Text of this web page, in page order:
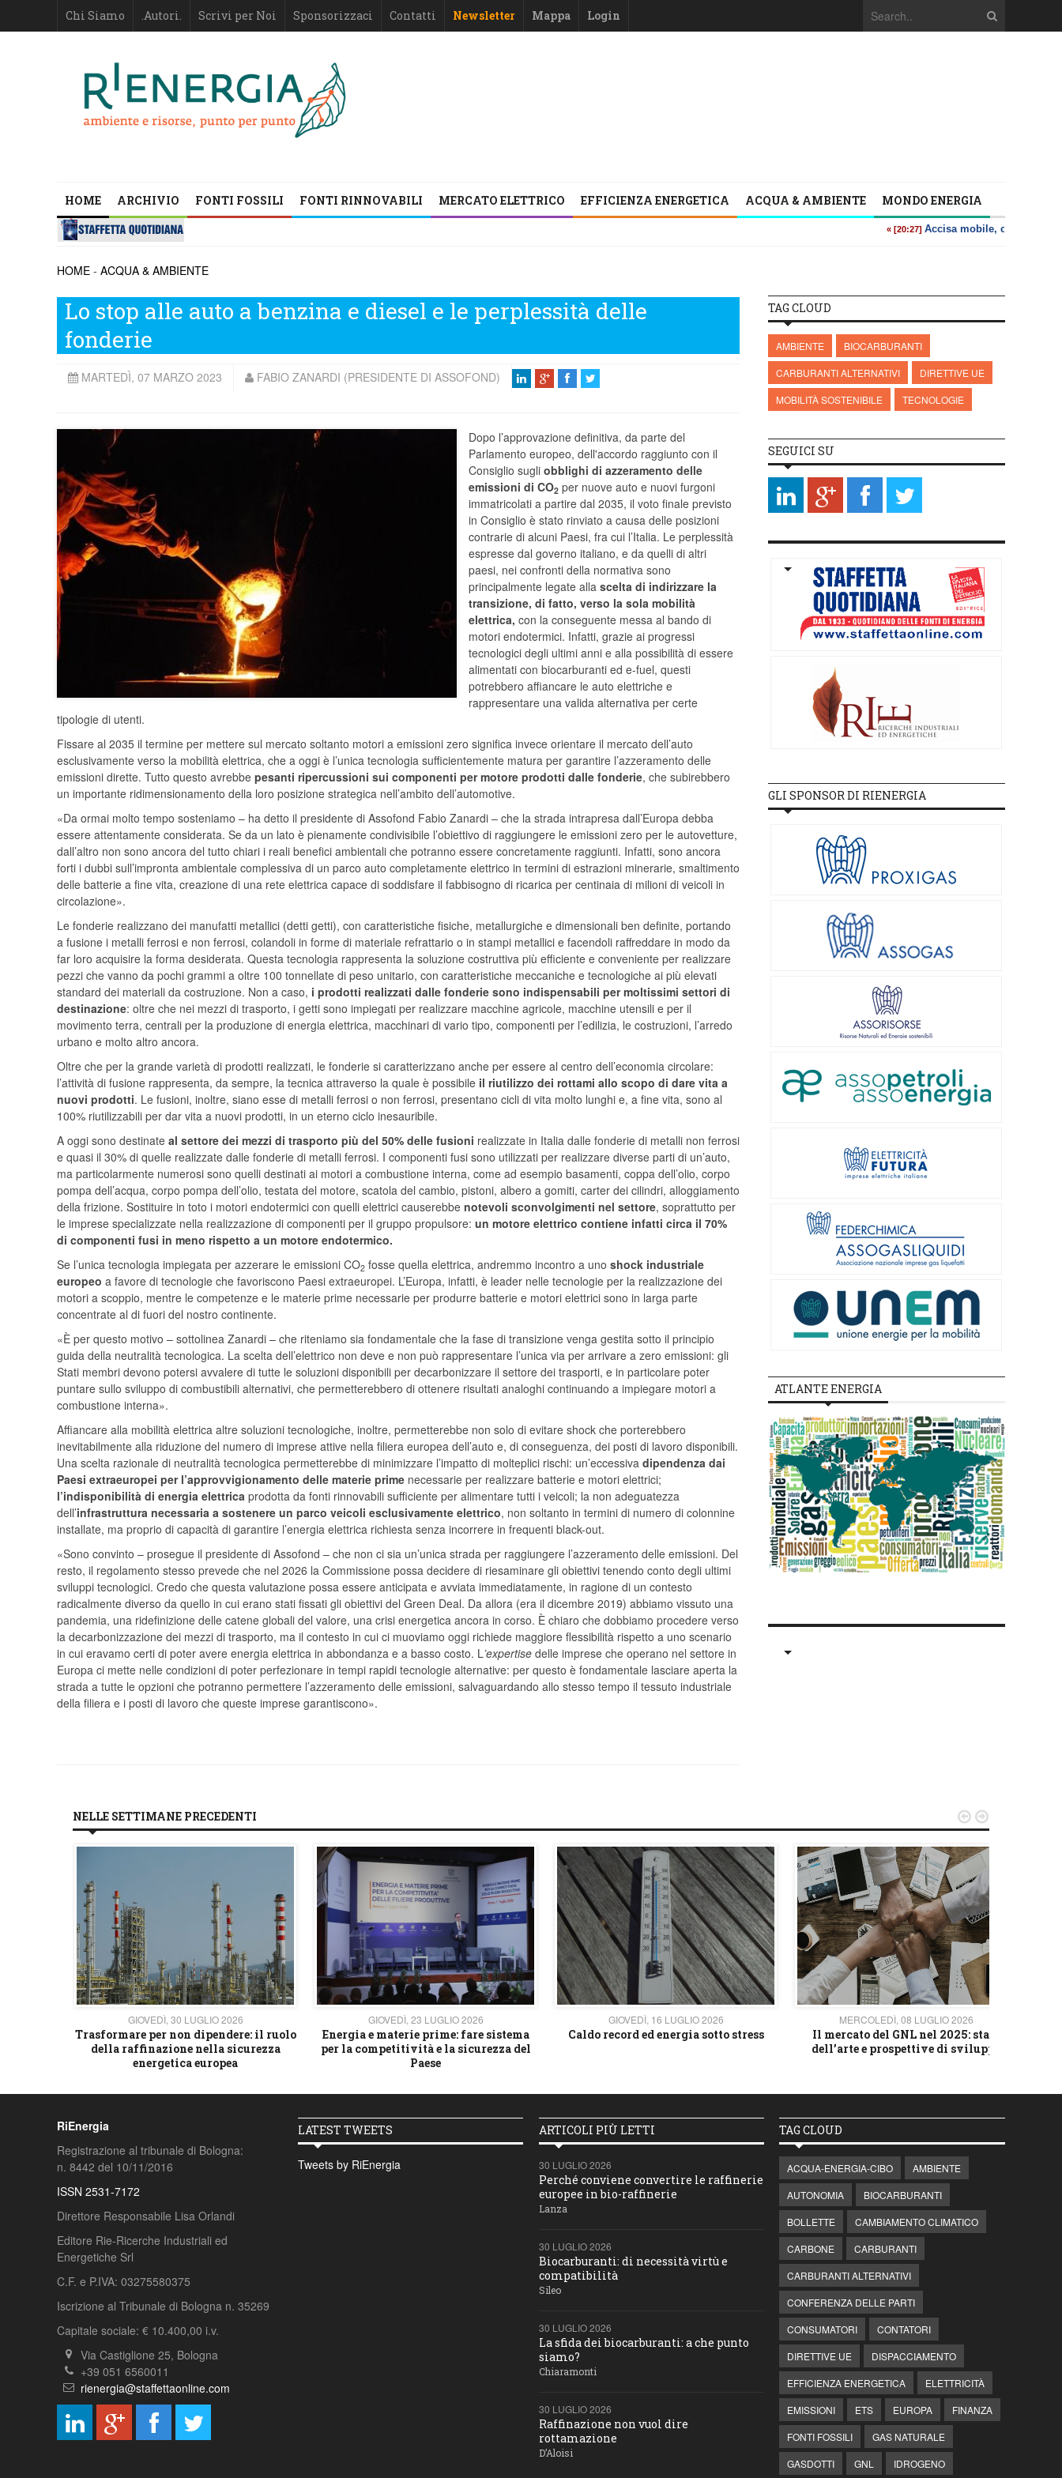
Chi Siamo .Autori. Scrivi per Noi Sponsorizzaci Contatti Newsletter Mappa Login
HOME ARCHIVIO FONTI FOSSILI FONTI RINNOVABILI MERCATO ELETTRICO EFFICIENZA ENERGETICA ACQUA & AMBIENTE MONDO ENERGIA
HOME - ACQUA & AMBIENTE
Lo stop alle auto a benzina e diesel e le perplessità delle
fonderie
MARTEDÌ, 07 MARZO 2023 FABIO ZANARDI (PRESIDENTE DI ASSOFOND)
Dopo l’approvazione definitiva, da parte del
Parlamento europeo, dell'accordo raggiunto con il
Consiglio sugliobblighi di azzeramento delle
emissioni di CO2 per nuove auto e nuovi furgoni
immatricolati a partire dal 2035, il voto finale previsto
in Consiglio è stato rinviato a causa delle posizioni
contrarie di alcuni Paesi, fra cui l’Italia. Le perplessità
espresse dal governo italiano, e da quelli di altri
paesi, nei confronti della normativa sono
principalmente legate allascelta di indirizzare la
transizione, di fatto, verso la sola mobilità
elettrica,con la conseguente messa al bando di
motori endotermici. Infatti, grazie ai progressi
tecnologici degli ultimi anni e alla possibilità di essere
alimentati con biocarburanti ed e-fuel, questi
potrebbero affiancare le auto elettriche e
rappresentare una valida alternativa per certe
tipologie di utenti.
Fissare al 2035 il termine per mettere sul mercato soltanto motori a emissioni zero significa invece orientare il mercato dell’auto
esclusivamente verso la mobilità elettrica, che a oggi è l’unica tecnologia sufficientemente matura per garantire l’azzeramento delle
emissioni dirette. Tutto questo avrebbe pesanti ripercussioni sui componenti per motore prodotti dalle fonderie, che subirebbero
un importante ridimensionamento della loro posizione strategica nell’ambito dell’automotive.
«Da ormai molto tempo sosteniamo – ha detto il presidente di Assofond Fabio Zanardi – che la strada intrapresa dall’Europa debba
essere attentamente considerata. Se da un lato è pienamente condivisibile l’obiettivo di raggiungere le emissioni zero per le autovetture,
dall’altro non sono ancora del tutto chiari i reali benefici ambientali che potranno essere concretamente raggiunti. Infatti, sono ancora
forti i dubbi sull’impronta ambientale complessiva di un parco auto completamente elettrico in termini di estrazioni minerarie, smaltimento
delle batterie a fine vita, creazione di una rete elettrica capace di soddisfare il fabbisogno di ricarica per centinaia di milioni di veicoli in
circolazione».
Le fonderie realizzano dei manufatti metallici (detti getti), con caratteristiche fisiche, metallurgiche e dimensionali ben definite, portando
a fusione i metalli ferrosi e non ferrosi, colandoli in forme di materiale refrattario o in stampi metallici e facendoli raffreddare in modo da
far loro acquisire la forma desiderata. Questa tecnologia rappresenta la soluzione costruttiva più efficiente e conveniente per realizzare
pezzi che vanno da pochi grammi a oltre 100 tonnellate di peso unitario, con caratteristiche meccaniche e tecnologiche ai più elevati
standard dei materiali da costruzione. Non a caso, i prodotti realizzati dalle fonderie sono indispensabili per moltissimi settori di
destinazione: oltre che nei mezzi di trasporto, i getti sono impiegati per realizzare macchine agricole, macchine utensili e per il
movimento terra, centrali per la produzione di energia elettrica, macchinari di vario tipo, componenti per l’edilizia, le costruzioni, l’arredo
urbano e molto altro ancora.
Oltre che per la grande varietà di prodotti realizzati, le fonderie si caratterizzano anche per essere al centro dell’economia circolare:
l’attività di fusione rappresenta, da sempre, la tecnica attraverso la quale è possibile il riutilizzo dei rottami allo scopo di dare vita a
nuovi prodotti. Le fusioni, inoltre, siano esse di metalli ferrosi o non ferrosi, presentano cicli di vita molto lunghi e, a fine vita, sono al
100% riutilizzabili per dar vita a nuovi prodotti, in un eterno ciclo inesauribile.
A oggi sono destinate al settore dei mezzi di trasporto più del 50% delle fusioni realizzate in Italia dalle fonderie di metalli non ferrosi
e quasi il 30% di quelle realizzate dalle fonderie di metalli ferrosi. I componenti fusi sono utilizzati per realizzare diverse parti di un’auto,
ma particolarmente numerosi sono quelli destinati ai motori a combustione interna, come ad esempio basamenti, coppa dell’olio, corpo
pompa dell’acqua, corpo pompa dell’olio, testata del motore, scatola del cambio, pistoni, albero a gomiti, carter dei cilindri, alloggiamento
della frizione. Sostituire in toto i motori endotermici con quelli elettrici causerebbe notevoli sconvolgimenti nel settore, soprattutto per
le imprese specializzate nella realizzazione di componenti per il gruppo propulsore: un motore elettrico contiene infatti circa il 70%
di componenti fusi in meno rispetto a un motore endotermico.
Se l’unica tecnologia impiegata per azzerare le emissioni CO2 fosse quella elettrica, andremmo incontro a uno shock industriale
europeo a favore di tecnologie che favoriscono Paesi extraeuropei. L’Europa, infatti, è leader nelle tecnologie per la realizzazione dei
motori a scoppio, mentre le competenze e le materie prime necessarie per produrre batterie e motori elettrici sono in larga parte
concentrate al di fuori del nostro continente.
«È per questo motivo – sottolinea Zanardi – che riteniamo sia fondamentale che la fase di transizione venga gestita sotto il principio
guida della neutralità tecnologica. La scelta dell’elettrico non deve e non può rappresentare l’unica via per arrivare a zero emissioni: gli
Stati membri devono potersi avvalere di tutte le soluzioni disponibili per decarbonizzare il settore dei trasporti, e in particolare poter
puntare sullo sviluppo di combustibili alternativi, che permetterebbero di ottenere risultati analoghi continuando a impiegare motori a
combustione interna».
Affiancare alla mobilità elettrica altre soluzioni tecnologiche, inoltre, permetterebbe non solo di evitare shock che porterebbero
inevitabilmente alla riduzione del numero di imprese attive nella filiera europea dell’auto e, di conseguenza, dei posti di lavoro disponibili.
Una scelta razionale di neutralità tecnologica permetterebbe di minimizzare l’impatto di molteplici rischi: un’eccessiva dipendenza dai
Paesi extraeuropei per l’approvvigionamento delle materie prime necessarie per realizzare batterie e motori elettrici;
l’indisponibilità di energia elettrica prodotta da fonti rinnovabili sufficiente per alimentare tutti i veicoli; la non adeguatezza
dell’infrastruttura necessaria a sostenere un parco veicoli esclusivamente elettrico, non soltanto in termini di numero di colonnine
installate, ma proprio di capacità di garantire l’energia elettrica richiesta senza incorrere in frequenti black-out.
«Sono convinto – prosegue il presidente di Assofond – che non ci sia un’unica strada per raggiungere l’azzeramento delle emissioni. Del
resto, il regolamento stesso prevede che nel 2026 la Commissione possa decidere di riesaminare gli obiettivi tenendo conto degli ultimi
sviluppi tecnologici. Credo che questa valutazione possa essere anticipata e avviata immediatamente, in ragione di un contesto
radicalmente diverso da quello in cui erano stati fissati gli obiettivi del Green Deal. Da allora (era il dicembre 2019) abbiamo vissuto una
pandemia, una ridefinizione delle catene globali del valore, una crisi energetica ancora in corso. È chiaro che dobbiamo procedere verso
la decarbonizzazione dei mezzi di trasporto, ma il contesto in cui ci muoviamo oggi richiede maggiore flessibilità rispetto a uno scenario
in cui eravamo certi di poter avere energia elettrica in abbondanza e a basso costo. L’expertise delle imprese che operano nel settore in
Europa ci mette nelle condizioni di poter perfezionare in tempi rapidi tecnologie alternative: per questo è fondamentale lasciare aperta la
strada a tutte le opzioni che potranno permettere l’azzeramento delle emissioni, salvaguardando allo stesso tempo il tessuto industriale
della filiera e i posti di lavoro che queste imprese garantiscono».
TAG CLOUD
AMBIENTE
BIOCARBURANTI
CARBURANTI ALTERNATIVI
DIRETTIVE UE
MOBILITÀ SOSTENIBILE
TECNOLOGIE
SEGUICI SU
GLI SPONSOR DI RIENERGIA
ATLANTE ENERGIA
NELLE SETTIMANE PRECEDENTI
GIOVEDÌ, 30 LUGLIO 2026
Trasformare per non dipendere: il ruolo
della raffinazione nella sicurezza
energetica europea
GIOVEDÌ, 23 LUGLIO 2026
Energia e materie prime: fare sistema
per la competitività e la sicurezza del
Paese
GIOVEDÌ, 16 LUGLIO 2026
Caldo record ed energia sotto stress
MERCOLEDÌ, 08 LUGLIO 2026
Il mercato del GNL nel 2025: stato
dell’arte e prospettive di sviluppo
 
RiEnergia
Registrazione al tribunale di Bologna:
n. 8442 del 10/11/2016
ISSN 2531-7172
Direttore Responsabile Lisa Orlandi
Editore Rie-Ricerche Industriali ed
Energetiche Srl
C.F. e P.IVA: 03275580375
Iscrizione al Tribunale di Bologna n. 35269
Capitale sociale: € 10.400,00 i.v.
Via Castiglione 25, Bologna
+39 051 6560011
rienergia@staffettaonline.com
LATEST TWEETS
Tweets by RiEnergia
ARTICOLI PIÙ LETTI
30 LUGLIO 2026
Perché conviene convertire le raffinerie
europee in bio-raffinerie
Lanza
30 LUGLIO 2026
Biocarburanti: di necessità virtù e
compatibilità
Sileo
30 LUGLIO 2026
La sfida dei biocarburanti: a che punto
siamo?
Chiaramonti
30 LUGLIO 2026
Raffinazione non vuol dire
rottamazione
D’Aloisi
TAG CLOUD
ACQUA-ENERGIA-CIBO
AMBIENTE
AUTONOMIA
BIOCARBURANTI
BOLLETTE
CAMBIAMENTO CLIMATICO
CARBONE
CARBURANTI
CARBURANTI ALTERNATIVI
CONFERENZA DELLE PARTI
CONSUMATORI
CONTATORI
DIRETTIVE UE
DISPACCIAMENTO
EFFICIENZA ENERGETICA
ELETTRICITÀ
EMISSIONI
ETS EUROPA
FINANZA
FONTI FOSSILI
GAS NATURALE
GASDOTTI
GNL IDROGENO